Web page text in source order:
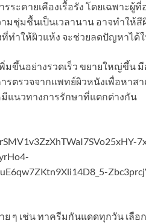
ระคายเคืองเรื้อรัง โดยเฉพาะผู้
มชุ่มชื้นเป็นเวลานาน อาจทำให้สี
ทำให้ผิวแห้ง จะช่วยลดปัญหาได้
ขึ้นอย่างรวดเร็ว ขยายใหญ่ขึ้น
ตรวจจากแพทย์ผิวหนังเพื่อหาส
แนวทางการรักษาที่แตกต่างกัน
ย ๆ เช่น ทาครีมกันแดดทุกวัน เ